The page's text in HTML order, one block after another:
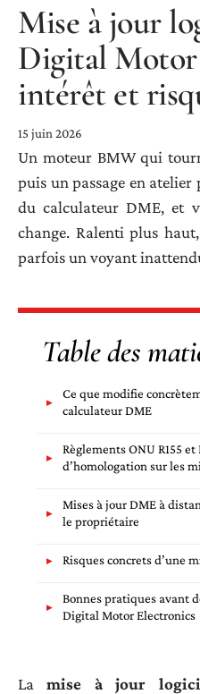
Mise à jour
Digital
intérêt et
15 juin 2026
Un moteur BMW qui
puis un passage en
du calculateur DME, et
change. Ralenti plus
parfois un voyant
Table des
Ce que modifie
calculateur DME
Règlements ONU R155
d’homologation sur les
Mises à jour DME à
le propriétaire
Risques concrets d’une
Bonnes pratiques avant
Digital Motor Electronics
Lamise à jour